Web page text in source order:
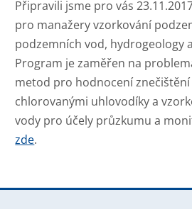
Připravili jsme pro vás
pro manažery vzorkování
podzemních vod, hydrogeology
Program je zaměřen na
metod pro hodnocení
chlorovanými uhlovodíky a
vody pro účely průzkumu a
zde.